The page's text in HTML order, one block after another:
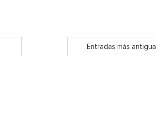
Entradas más